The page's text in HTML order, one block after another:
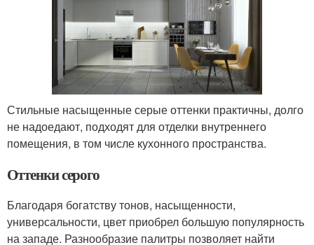
Стильные насыщенные серые оттенки практичны, долго
не надоедают, подходят для отделки внутреннего
помещения, в том числе кухонного пространства.
Оттенки серого
Благодаря богатству тонов, насыщенности,
универсальности, цвет приобрел большую популярность
на западе. Разнообразие палитры позволяет найти